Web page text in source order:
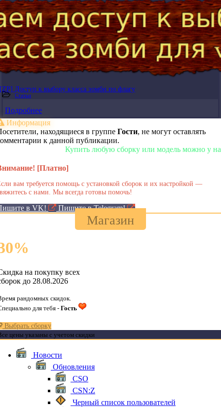
[ZP] Доступ к выбору класса зомби по флагу
Статьи
Подробнее
Информация
находящиеся в группе Гости, не могут оставлять
к данной публикации.
Купить любую сборку или модель можно у нас в
[Платно]
вам требуется помощь с установкой сборок и их настройкой —
с нами. Мы всегда готовы помочь!
в VK! Пишите в Telegram!
Магазин
%
на покупку всех
до 28.08.2026
рандомных скидок.
для тебя - Гость
Выбрать сборку
цены указаны с учетом скидки
Новости
Обновления
CSO
CSN:Z
Черный список пользователей